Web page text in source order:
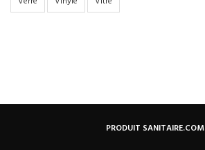
PRODUIT SANITAIRE.COM